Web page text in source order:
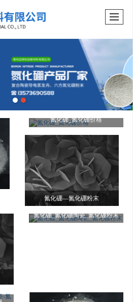
氮化硼_氮化硼价格
氮化硼—氮化硼粉末
氮化硼_氮化硼陶瓷_氮化硼粉末